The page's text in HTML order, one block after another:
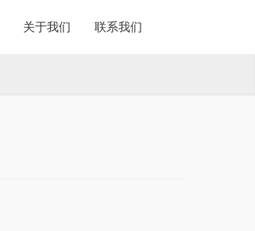
关于我们 联系我们